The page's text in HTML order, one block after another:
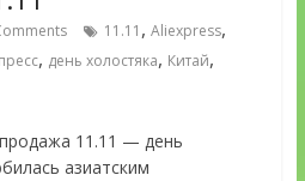
11.11 , Aliexpress,
, день холостяка, Китай,
11.11 — день
азиатским